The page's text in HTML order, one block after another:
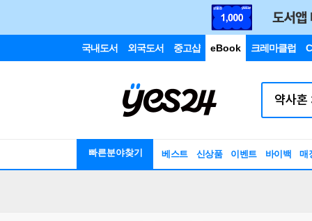
국내도서 외국도서 중고샵 eBook 크레마클럽
빠른분야찾기 베스트 신상품 이벤트 바이백 매